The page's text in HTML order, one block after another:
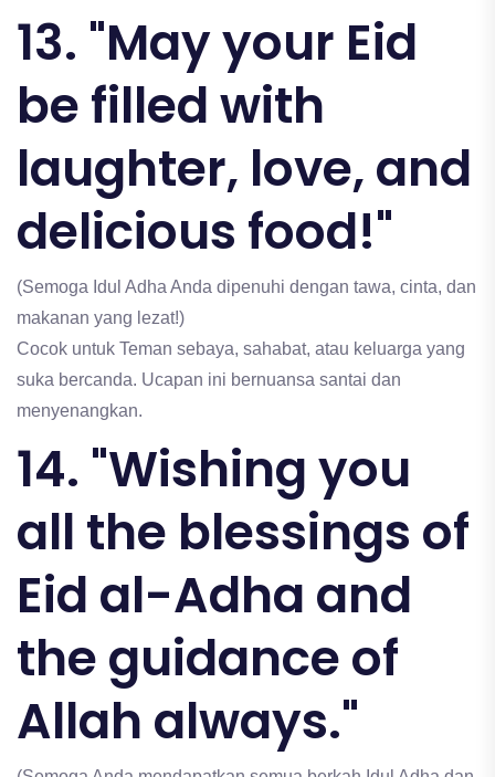
13. "May your Eid
be filled with
laughter, love, and
delicious food!"
(Semoga Idul Adha Anda dipenuhi dengan tawa, cinta, dan
makanan yang lezat!)
Cocok untuk Teman sebaya, sahabat, atau keluarga yang
suka bercanda. Ucapan ini bernuansa santai dan
menyenangkan.
14. "Wishing you
all the blessings of
Eid al-Adha and
the guidance of
Allah always."